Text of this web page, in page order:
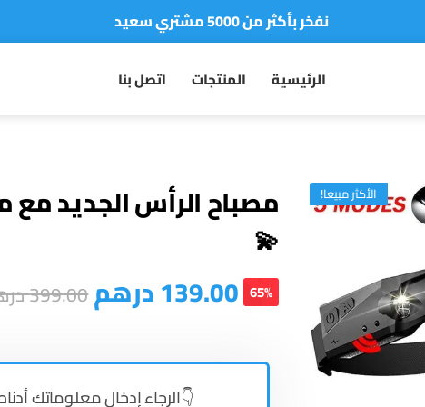
نفخر بأكثر من 5000 مشتري سعيد
الرئيسية المنتجات اتصل بنا
الأكثر مبيعا!
مصباح الرأس الجديد
💫
139.00درهم399.00 65%
👇الرجاء إدخال معلوماتك